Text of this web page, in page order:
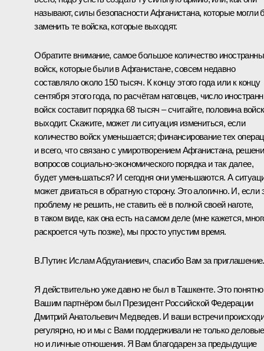
называют, силы безопасности Афганистана, которые могли
заменить те войска, которые выходят.
Обратите внимание, самое большое количество
войск, которые были в Афганистане, совсем недавно
составляло около 150 тысяч. К концу этого года или к концу
сентября этого года, по расчётам натовцев, число
войск составит порядка 68 тысяч – считайте, половина войск
выходит. Скажите, может ли ситуация измениться, если
количество войск уменьшается; финансирование тех
и всего, что связано с умиротворением Афганистана,
вопросов социально-экономического порядка и так далее,
будет уменьшаться? И сегодня они уменьшаются. А
может двигаться в обратную сторону. Это алогично. И, если
проблему не решить, не ставить её в полной своей наготе,
в таком виде, как она есть на самом деле (мне кажется,
раскроется чуть позже), мы просто упустим время.
В.Путин: Ислам Абдуганиевич, спасибо Вам за приглашение.
Я действительно уже давно не был в Ташкенте. Это
Вашим партнёром был Президент Российской Федерации
Дмитрий Анатольевич Медведев. И ваши встречи
регулярно, но и мы с Вами поддерживали не только
но и личные отношения. Я Вам благодарен за предыдущие